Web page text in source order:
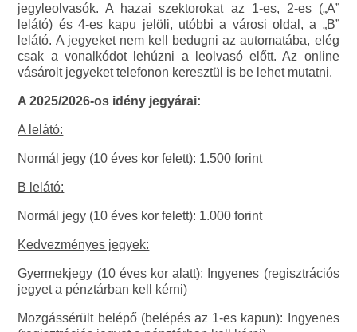
jegyleolvasók. A hazai szektorokat az 1-es, 2-es („A”
lelátó) és 4-es kapu jelöli, utóbbi a városi oldal, a „B”
lelátó. A jegyeket nem kell bedugni az automatába, elég
csak a vonalkódot lehúzni a leolvasó előtt. Az online
vásárolt jegyeket telefonon keresztül is be lehet mutatni.
A 2025/2026-os idény jegyárai:
A lelátó:
Normál jegy (10 éves kor felett): 1.500 forint
B lelátó:
Normál jegy (10 éves kor felett): 1.000 forint
Kedvezményes jegyek:
Gyermekjegy (10 éves kor alatt): Ingyenes (regisztrációs
jegyet a pénztárban kell kérni)
Mozgássérült belépő (belépés az 1-es kapun): Ingyenes